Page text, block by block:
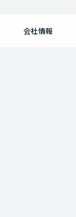
会社情報